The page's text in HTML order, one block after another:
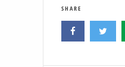
SHARE